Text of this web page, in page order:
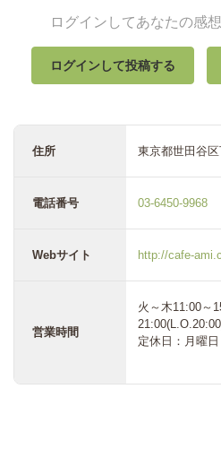
ログインしてあなたの感
ログインして投稿する
住所 東京都世田谷
電話番号 03-6450-9968
Webサイト http://cafe-
営業時間
火～木11:00～
定休日：月曜日